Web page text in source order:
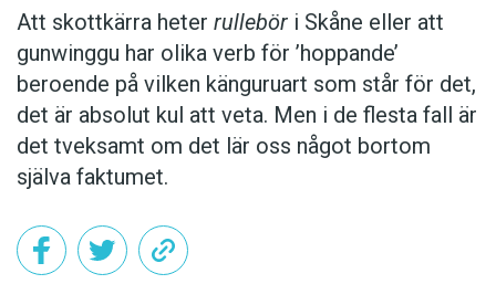
Att skottkärra heter rullebör i Skåne eller att
gunwinggu har olika verb för ’hoppande’
beroende på vilken känguruart som står för det,
det är absolut kul att veta. Men i de flesta fall är
det tveksamt om det lär oss något bortom
själva faktumet.